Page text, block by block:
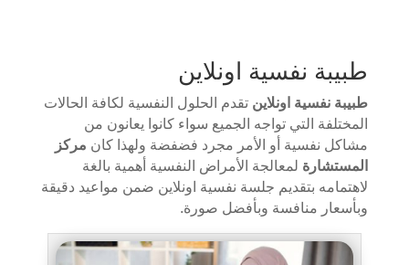
طبيبة نفسية اونلاين
طبيبة نفسية اونلاين تقدم الحلول النفسية لكافة الحالات
المختلفة التي تواجه الجميع سواء كانوا يعانون من
مشاكل نفسية أو الأمر مجرد فضفضة ولهذا كان مركز
المستشارة لمعالجة الأمراض النفسية أهمية بالغة
لاهتمامه بتقديم جلسة نفسية اونلاين ضمن مواعيد دقيقة
وبأسعار منافسة وبأفضل صورة.